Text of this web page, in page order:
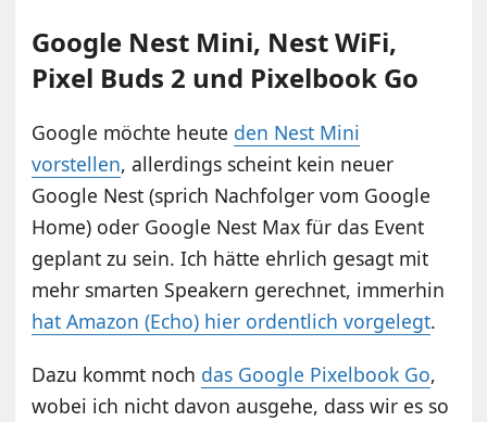
Google Nest Mini, Nest WiFi,
Pixel Buds 2 und Pixelbook Go
Google möchte heute den Nest Mini
vorstellen, allerdings scheint kein neuer
Google Nest (sprich Nachfolger vom Google
Home) oder Google Nest Max für das Event
geplant zu sein. Ich hätte ehrlich gesagt mit
mehr smarten Speakern gerechnet, immerhin
hat Amazon (Echo) hier ordentlich vorgelegt.
Dazu kommt noch das Google Pixelbook Go,
wobei ich nicht davon ausgehe, dass wir es so